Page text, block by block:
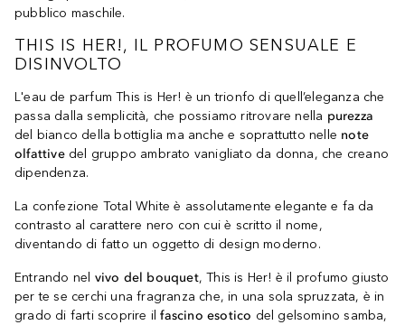
pubblico maschile.
THIS IS HER!, IL PROFUMO SENSUALE E
DISINVOLTO
L'eau de parfum This is Her! è un trionfo di quell’eleganza che
passa dalla semplicità, che possiamo ritrovare nella purezza
del bianco della bottiglia ma anche e soprattutto nelle note
olfattivedel gruppo ambrato vanigliato da donna, che creano
dipendenza.
La confezione Total White è assolutamente elegante e fa da
contrasto al carattere nero con cui è scritto il nome,
diventando di fatto un oggetto di design moderno.
Entrando nel vivo del bouquet, This is Her! è il profumo giusto
per te se cerchi una fragranza che, in una sola spruzzata, è in
grado di farti scoprire ilfascino esotico del gelsomino samba,